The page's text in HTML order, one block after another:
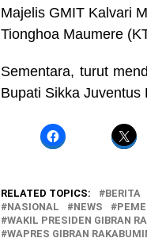
Majelis GMIT Kalvari
Tionghoa Maumere
Sementara, turut
Bupati Sikka Juventus
RELATED TOPICS: BERITA
NASIONAL
NEWS
WAKIL PRESIDEN GIBRAN
WAPRES GIBRAN